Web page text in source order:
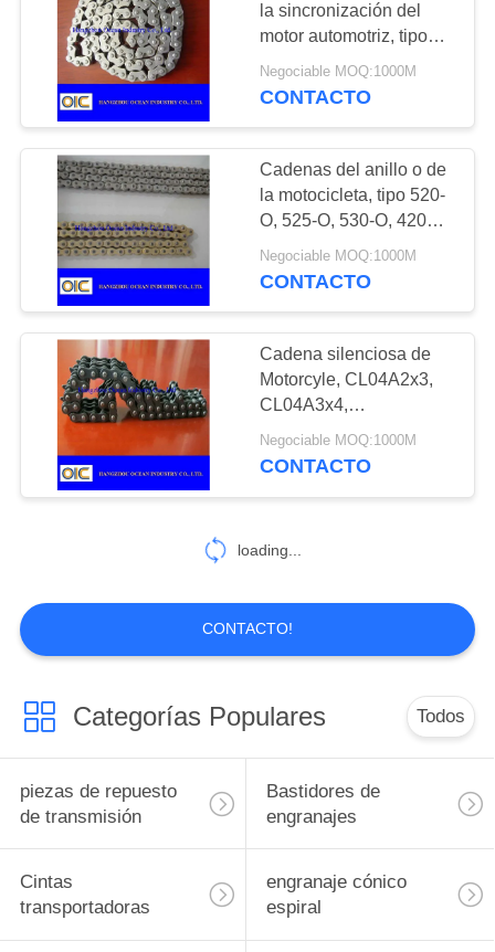
Rueda y piñón de
corona
131
Cadenas de la
transmisión de
poder
El descenso forjó la
124
recambios del
automóvil
155
la sincronización del
motor automotriz, tipo
06BT-1 06BT-2 06BN-1
06BT-1 06BT-2 06BN-1
Negociable MOQ:1000M
CONTACTO
Cadenas del anillo o de
la motocicleta, tipo 520-
O, 525-O, 530-O, 420H-
O, 428H-O, 520H-O,
525H-O, 530H-O
Negociable MOQ:1000M
CONTACTO
Cadena silenciosa de
Motorcyle, CL04A2x3,
CL04A3x4,
CL04A4x5CL04A2x3,
CL04A3x4, CL04A4x5,
Negociable MOQ:1000M
CONTACTO
loading...
CONTACTO!
Categorías Populares Todos
piezas de repuesto
de transmisión
Bastidores de
engranajes
Cintas
transportadoras
engranaje cónico
espiral